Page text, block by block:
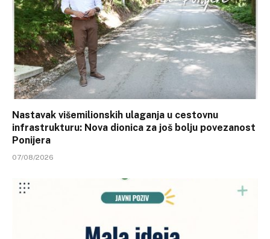
Nastavak višemilionskih ulaganja u cestovnu
infrastrukturu: Nova dionica za još bolju povezanost
Ponijera
07/08/2026